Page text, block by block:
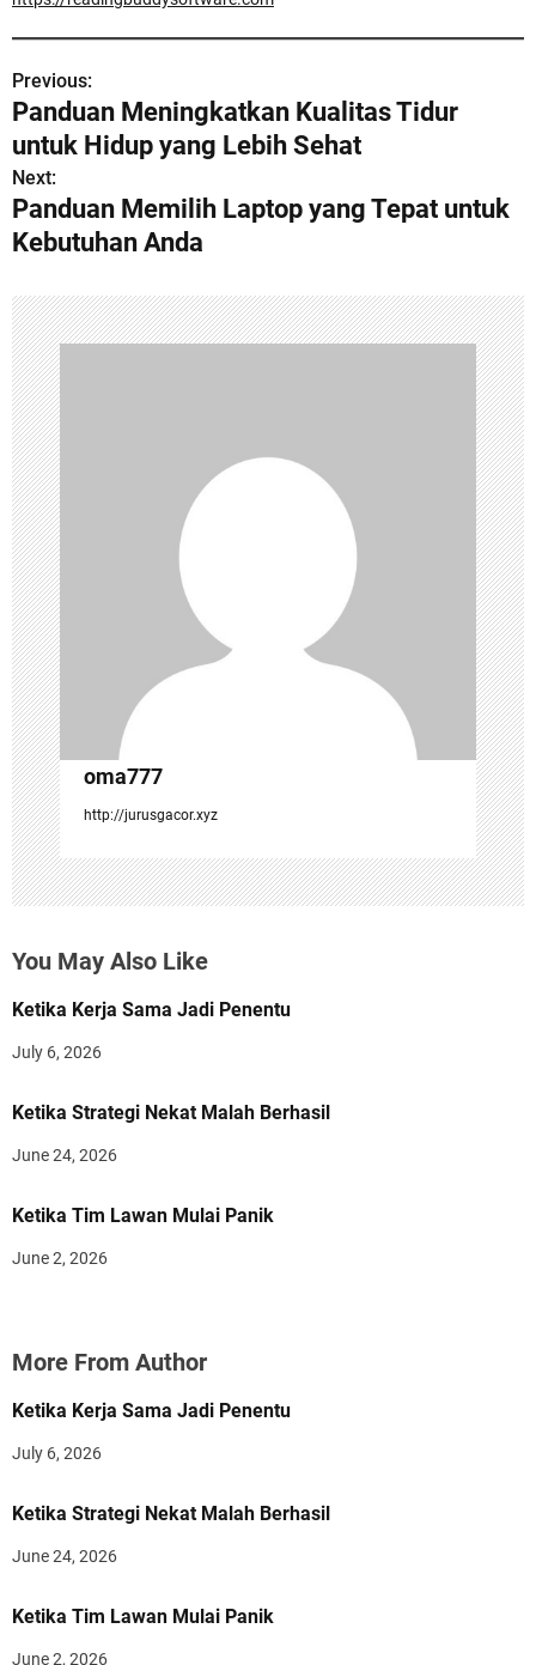
P
o
s
t
a
v
i
g
a
t
i
o
n
Previous:
Panduan Meningkatkan Kualitas Tidur
untuk Hidup yang Lebih Sehat
Next:
Panduan Memilih Laptop yang Tepat untuk
Kebutuhan Anda
oma777
http://jurusgacor.xyz
You May Also Like
Ketika Kerja Sama Jadi Penentu
July 6, 2026
Ketika Strategi Nekat Malah Berhasil
June 24, 2026
Ketika Tim Lawan Mulai Panik
June 2, 2026
More From Author
Ketika Kerja Sama Jadi Penentu
July 6, 2026
Ketika Strategi Nekat Malah Berhasil
June 24, 2026
Ketika Tim Lawan Mulai Panik
June 2, 2026